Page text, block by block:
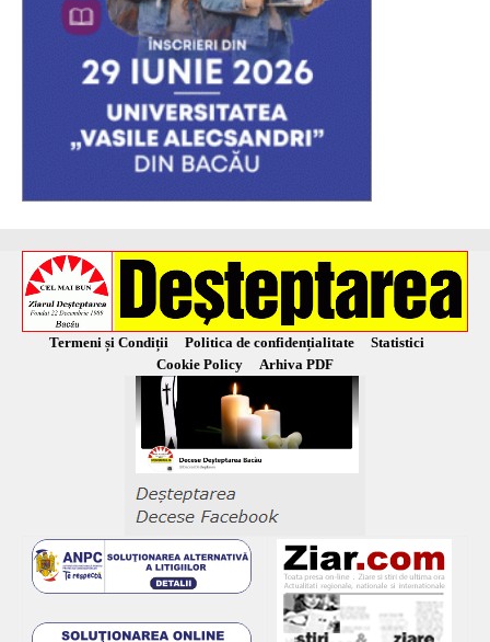
Termeni și Condiții Politica de confidențialitate
Statistici
Cookie Policy
Arhiva PDF